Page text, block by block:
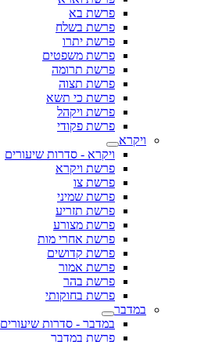
פרשת בא
פרשת בשלח
פרשת יתרו
פרשת משפטים
פרשת תרומה
פרשת תצוה
פרשת כי תשא
פרשת ויקהל
פרשת פקודי
ויקרא
ויקרא - סדרות שיעורים
פרשת ויקרא
פרשת צו
פרשת שמיני
פרשת תזריע
פרשת מצורע
פרשת אחרי מות
פרשת קדושים
פרשת אמור
פרשת בהר
פרשת בחוקותי
במדבר
במדבר - סדרות שיעורים
פרשת במדבר